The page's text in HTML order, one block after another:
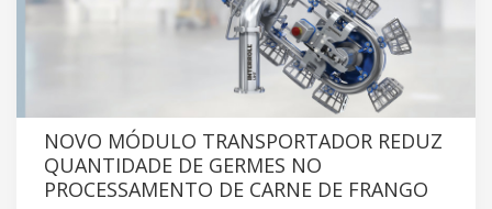
NOVO MÓDULO TRANSPORTADOR REDUZ
QUANTIDADE DE GERMES NO
PROCESSAMENTO DE CARNE DE FRANGO